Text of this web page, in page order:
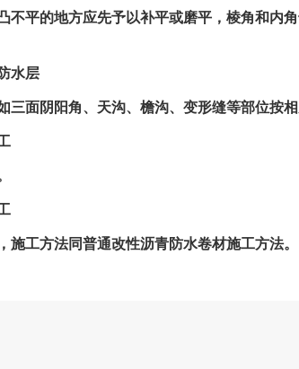
不平的地方应先予以补平或磨平，棱角和内
水层
面阴阳角、天沟、檐沟、变形缝等部位按相
工方法同普通改性沥青防水卷材施工方法。